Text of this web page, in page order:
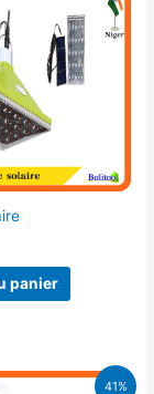
panier
41%
Le